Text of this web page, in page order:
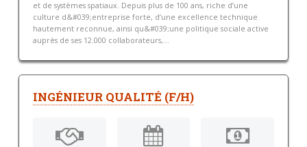
et de systèmes spatiaux. Depuis plus de 100 ans, riche d’une
culture d&#039;entreprise forte, d’une excellence technique
hautement reconnue, ainsi qu&#039;une politique sociale active
auprès de ses 12.000 collaborateurs,...
INGÉNIEUR QUALITÉ (F/H)